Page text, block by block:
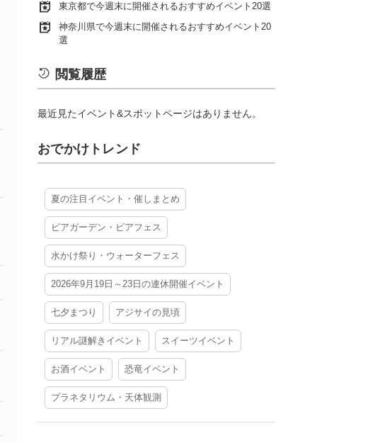
東京都で今週末に開催されるおすすめイベント20選
神奈川県で今週末に開催されるおすすめイベント20
選
閲覧履歴
最近見たイベント&スポットページはありません。
おでかけトレンド
夏の注目イベント・催しまとめ
ビアガーデン・ビアフェス
水かけ祭り・ウォーターフェス
2026年9月19日～23日の連休開催イベント
七夕まつり アジサイの見頃
リアル謎解きイベント スイーツイベント
お酒イベント 恐竜イベント
プラネタリウム・天体観測